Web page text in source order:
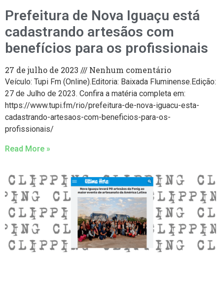
Prefeitura de Nova Iguaçu está
cadastrando artesãos com
benefícios para os profissionais
27 de julho de 2023 Nenhum comentário
Veículo: Tupi Fm (Online).Editoria: Baixada Fluminense.Edição:
27 de Julho de 2023. Confira a matéria completa em:
https://www.tupi.fm/rio/prefeitura-de-nova-iguacu-esta-
cadastrando-artesaos-com-beneficios-para-os-
profissionais/
Read More »